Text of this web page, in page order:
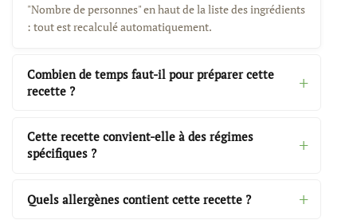
"Nombre de personnes" en haut de la liste des ingrédients
: tout est recalculé automatiquement.
Combien de temps faut-il pour préparer cette
recette ?
Cette recette convient-elle à des régimes
spécifiques ?
Quels allergènes contient cette recette ?